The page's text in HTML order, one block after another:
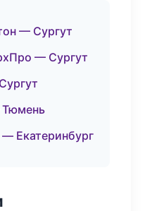
— Сургут
— Сургут
Екатеринбург